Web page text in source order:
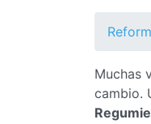
Muchas
cambio.